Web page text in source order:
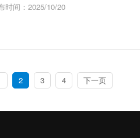
时间：2025/10/20
2 3 4 下一页